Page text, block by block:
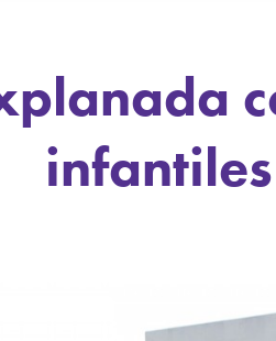
infantiles